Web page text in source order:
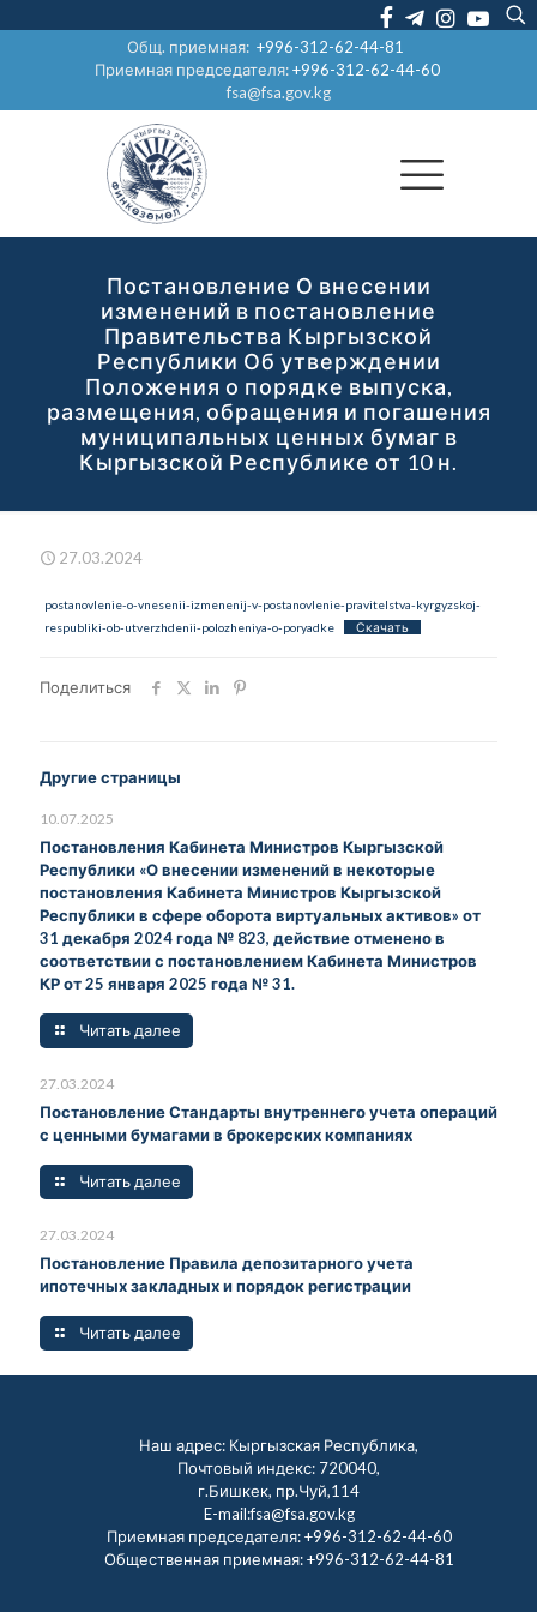
Общ. приемная:+996-312-62-44-81
Приемная председателя:+996-312-62-44-60
fsa@fsa.gov.kg
Постановление О внесении
изменений в постановление
Правительства Кыргызской
Республики Об утверждении
Положения о порядке выпуска,
размещения, обращения и погашения
муниципальных ценных бумаг в
Кыргызской Республике от 10 н.
27.03.2024
postanovlenie-o-vnesenii-izmenenij-v-postanovlenie-pravitelstva-kyrgyzskoj-
respubliki-ob-utverzhdenii-polozheniya-o-poryadke
Скачать
Поделиться
Другие страницы
10.07.2025
Постановления Кабинета Министров Кыргызской
Республики «О внесении изменений в некоторые
постановления Кабинета Министров Кыргызской
Республики в сфере оборота виртуальных активов» от
31 декабря 2024 года № 823, действие отменено в
соответствии с постановлением Кабинета Министров
КР от 25 января 2025 года № 31.
Читать далее
27.03.2024
Постановление Стандарты внутреннего учета операций
с ценными бумагами в брокерских компаниях
Читать далее
27.03.2024
Постановление Правила депозитарного учета
ипотечных закладных и порядок регистрации
Читать далее
Наш адрес: Кыргызская Республика,
Почтовый индекс: 720040,
г.Бишкек, пр.Чуй,114
E-mail:fsa@fsa.gov.kg
Приемная председателя:+996-312-62-44-60
Общественная приемная:+996-312-62-44-81